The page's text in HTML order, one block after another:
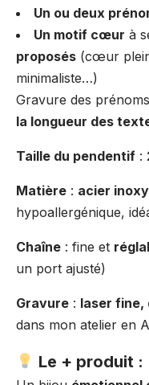
Un ou deux
Un motif cœur à
proposés (cœur
minimaliste…)
Gravure des
la longueur des
Taille du pendentif :
Matière : acier
hypoallergénique,
Chaîne : fine et
un port ajusté)
Gravure : laser fine,
dans mon atelier en
Le + produit :